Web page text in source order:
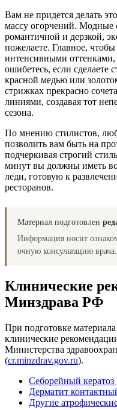
Вам не придется делать
массу огорчений. Модные
романтичной и дерзкой,
пожелаете. Главное,
интенсивными
ошибетесь, если
красной медью или
стрижках прекрасно
линиями, создавая тот
сезона.
По мнению стилистов,
позволить вам быть на
подчеркивая строгий
минут вы должны иметь
леди, готовую к
ресторанов.
Материал подготовлен
Информация носит
очную консультацию врача.
Клинические
Минздрава РФ
При подготовке
клинические
Министерства
(cr.minzdrav.gov.ru).
Себорейный кератоз
Дерматит
Другие